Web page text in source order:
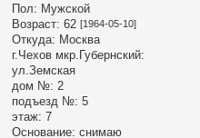
Пол: Мужской
Возраст: 62 [1964-05-10]
Откуда: Москва
г.Чехов мкр.Губернский:
ул.Земская
дом №: 2
подъезд №: 5
этаж: 7
Основание: снимаю